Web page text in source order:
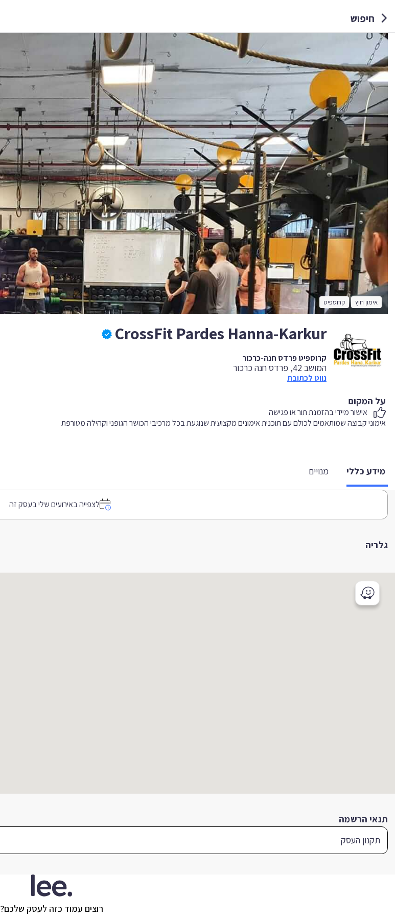
חיפוש
אימון חוץ קרוספיט
CrossFit Pardes Hanna-Karkur
קרוספיט פרדס חנה-כרכור
המושב 42, פרדס חנה כרכור
נווט לכתובת
על המקום
אישור מיידי בהזמנת תור או פגישה
אימוני קבוצה שמותאמים לכולם עם תוכנית אימונים מקצועית שנוגעת בכל מרכיבי הכושר הגופני וקהילה מטורפת
מידע כללי מנויים
לצפייה באירועים שלי בעסק זה
גלריה
תנאי הרשמה
תקנון העסק
רוצים עמוד כזה לעסק שלכם?